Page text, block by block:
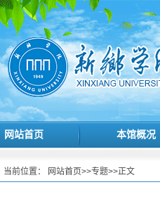
网站首页 本馆概况
当前位置： 网站首页>>专题>>正文